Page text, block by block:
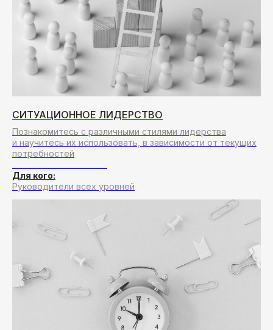
СИТУАЦИОННОЕ ЛИДЕРСТВО
Познакомитесь с различными стилями лидерства
и научитесь их использовать, в зависимости от текущих
потребностей
Для кого:
Руководители всех уровней